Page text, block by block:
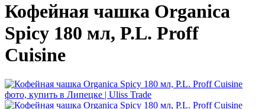
Кофейная чашка Organica
Spicy 180 мл, P.L. Proff
Cuisine